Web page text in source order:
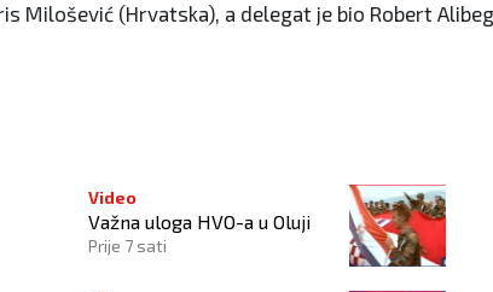
Milošević (Hrvatska), a delegat je bio Robert
akciju
Video
Važna uloga HVO-a u Oluji
Prije 7 sati